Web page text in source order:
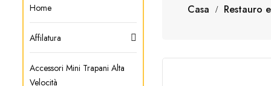
Home
Affilatura
Accessori Mini Trapani Alta
Velocità
Casa Restauro